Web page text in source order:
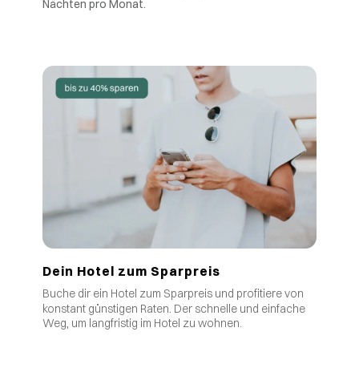
Nächten pro Monat.
Dein Hotel zum Sparpreis
Buche dir ein Hotel zum Sparpreis und profitiere von
konstant günstigen Raten. Der schnelle und einfache
Weg, um langfristig im Hotel zu wohnen.